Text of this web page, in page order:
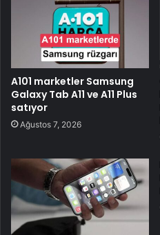
A101 marketler Samsung
Galaxy Tab A11 ve A11 Plus
satıyor
Ağustos 7, 2026